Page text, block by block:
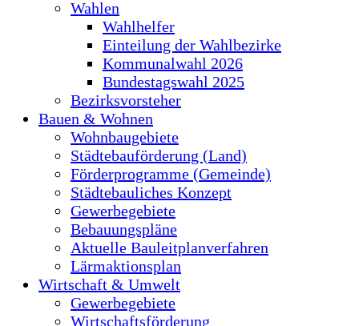
Wahlen
Wahlhelfer
Einteilung der Wahlbezirke
Kommunalwahl 2026
Bundestagswahl 2025
Bezirksvorsteher
Bauen & Wohnen
Wohnbaugebiete
Städtebauförderung (Land)
Förderprogramme (Gemeinde)
Städtebauliches Konzept
Gewerbegebiete
Bebauungspläne
Aktuelle Bauleitplanverfahren
Lärmaktionsplan
Wirtschaft & Umwelt
Gewerbegebiete
Wirtschaftsförderung